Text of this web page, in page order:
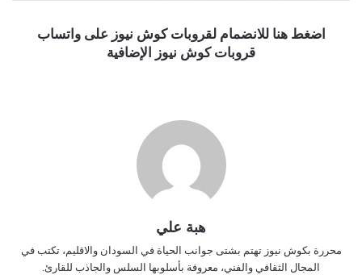
اضغط هنا للانضمام لقروبات كوش نيوز على واتساب
قروبات كوش نيوز الإضافية
هبة علي
محررة بكوش نيوز تهتم بشتى جوانب الحياة في السودان والاقليم، تكتب في
المجال الثقافي والفني، معروفة بأسلوبها السلس والجاذب للقارئ.